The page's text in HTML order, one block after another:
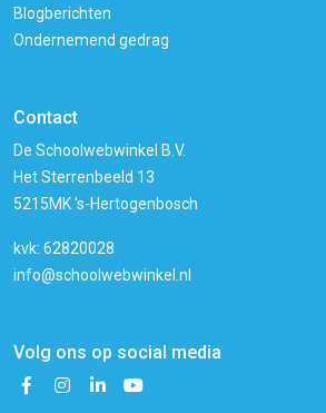
Blogberichten
Ondernemend gedrag
Contact
De Schoolwebwinkel B.V.
Het Sterrenbeeld 13
5215MK 's-Hertogenbosch
kvk: 62820028
info@schoolwebwinkel.nl
Volg ons op social media